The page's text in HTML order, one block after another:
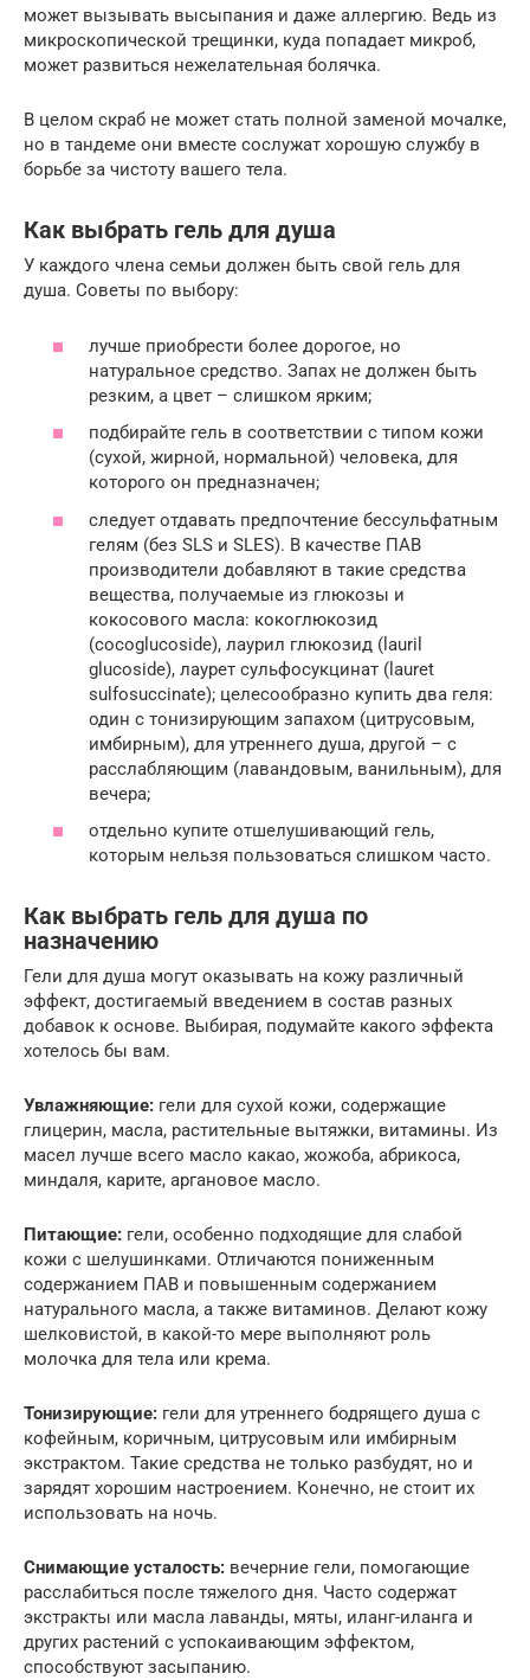
может вызывать высыпания и даже аллергию. Ведь из
микроскопической трещинки, куда попадает микроб,
может развиться нежелательная болячка.
В целом скраб не может стать полной заменой мочалке,
но в тандеме они вместе сослужат хорошую службу в
борьбе за чистоту вашего тела.
Как выбрать гель для душа
У каждого члена семьи должен быть свой гель для
душа. Советы по выбору:
лучше приобрести более дорогое, но
натуральное средство. Запах не должен быть
резким, а цвет – слишком ярким;
подбирайте гель в соответствии с типом кожи
(сухой, жирной, нормальной) человека, для
которого он предназначен;
следует отдавать предпочтение бессульфатным
гелям (без SLS и SLES). В качестве ПАВ
производители добавляют в такие средства
вещества, получаемые из глюкозы и
кокосового масла: кокоглюкозид
(cocoglucoside), лаурил глюкозид (lauril
glucoside), лаурет сульфосукцинат (lauret
sulfosuccinate); целесообразно купить два геля:
один с тонизирующим запахом (цитрусовым,
имбирным), для утреннего душа, другой – с
расслабляющим (лавандовым, ванильным), для
вечера;
отдельно купите отшелушивающий гель,
которым нельзя пользоваться слишком часто.
Как выбрать гель для душа по
назначению
Гели для душа могут оказывать на кожу различный
эффект, достигаемый введением в состав разных
добавок к основе. Выбирая, подумайте какого эффекта
хотелось бы вам.
Увлажняющие: гели для сухой кожи, содержащие
глицерин, масла, растительные вытяжки, витамины. Из
масел лучше всего масло какао, жожоба, абрикоса,
миндаля, карите, аргановое масло.
Питающие: гели, особенно подходящие для слабой
кожи с шелушинками. Отличаются пониженным
содержанием ПАВ и повышенным содержанием
натурального масла, а также витаминов. Делают кожу
шелковистой, в какой-то мере выполняют роль
молочка для тела или крема.
Тонизирующие: гели для утреннего бодрящего душа с
кофейным, коричным, цитрусовым или имбирным
экстрактом. Такие средства не только разбудят, но и
зарядят хорошим настроением. Конечно, не стоит их
использовать на ночь.
Снимающие усталость: вечерние гели, помогающие
расслабиться после тяжелого дня. Часто содержат
экстракты или масла лаванды, мяты, иланг-иланга и
других растений с успокаивающим эффектом,
способствуют засыпанию.